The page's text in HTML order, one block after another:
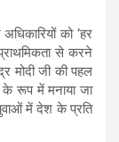
को ‘हर
प्राथमिकता से करने
मोदी जी की पहल
के रूप में मनाया जा
में देश के प्रति